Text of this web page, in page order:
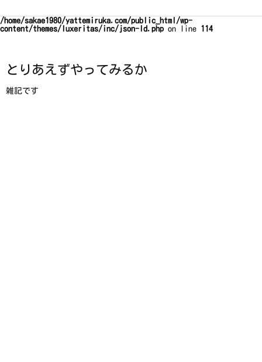
/home/sakae1980/yattemiruka.com/public_html/wp-
content/themes/luxeritas/inc/json-ld.php on line 114
とりあえずやってみるか
雑記です